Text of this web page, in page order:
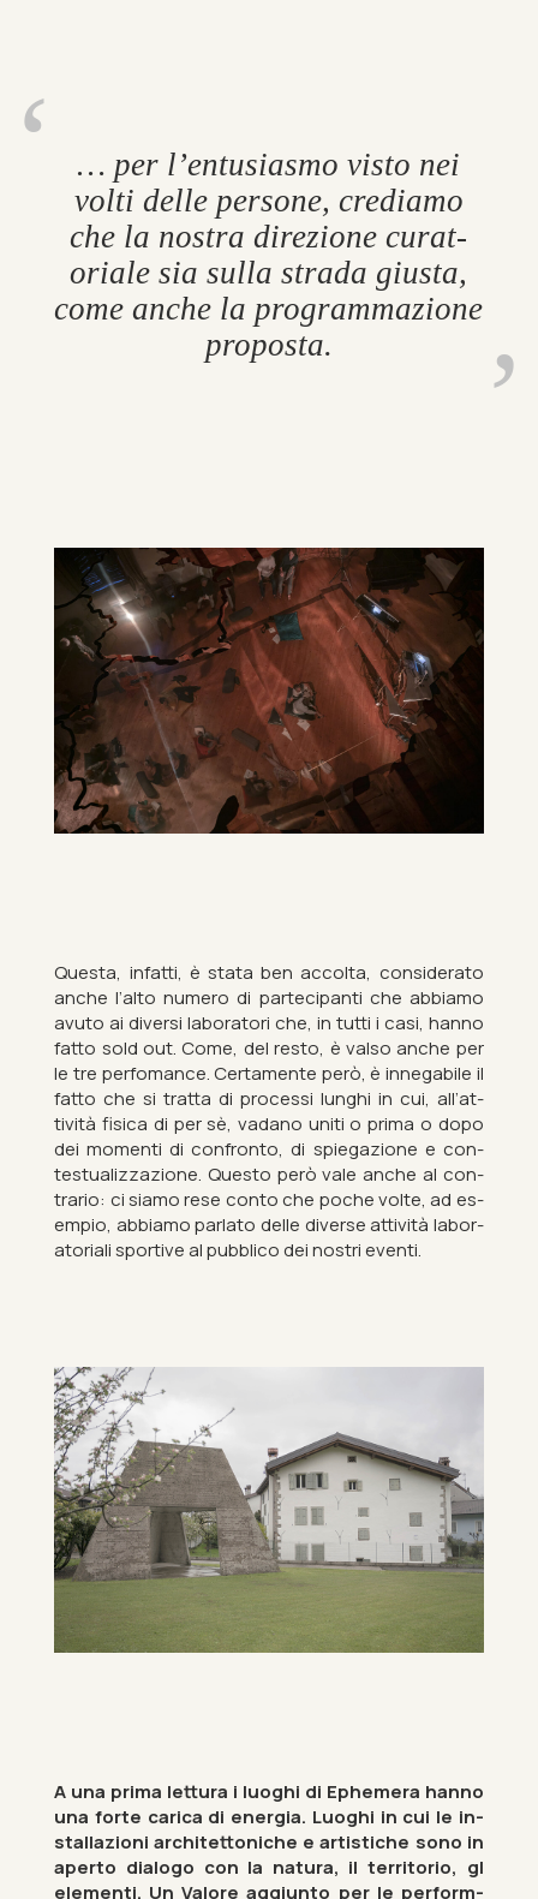
… per l’entusi­asmo visto nei
volti delle per­sone, cre­diamo
che la nos­tra direzione cur­at­
oriale sia sulla strada giusta,
come anche la pro­gram­mazione
pro­posta.
Questa, in­fatti, è stata ben ac­colta, con­sid­er­ato
anche l’alto nu­mero di parte­cipanti che ab­biamo
avuto ai di­versi labor­atori che, in tutti i casi, hanno
fatto sold out. Come, del resto, è valso anche per
le tre per­fo­mance. Cer­ta­mente però, è in­neg­abile il
fatto che si tratta di pro­cessi lunghi in cui, all’at­
tività fis­ica di per sè, vadano uniti o prima o dopo
dei mo­menti di con­fronto, di spie­gazione e con­
tes­tu­alizza­zione. Questo però vale anche al con­
trario: ci siamo rese conto che poche volte, ad es­
em­pio, ab­biamo par­lato delle di­verse at­tività labor­
at­or­i­ali sport­ive al pub­blico dei nos­tri eventi.
A una prima lettura i luoghi di Eph­em­era hanno
una forte ca­rica di en­er­gia. Luoghi in cui le in­
stall­azioni ar­chitettoniche e artistiche sono in
aperto dia­logo con la natura, il ter­ritorio, gl
ele­menti. Un Valore ag­gi­unto per le per­form­